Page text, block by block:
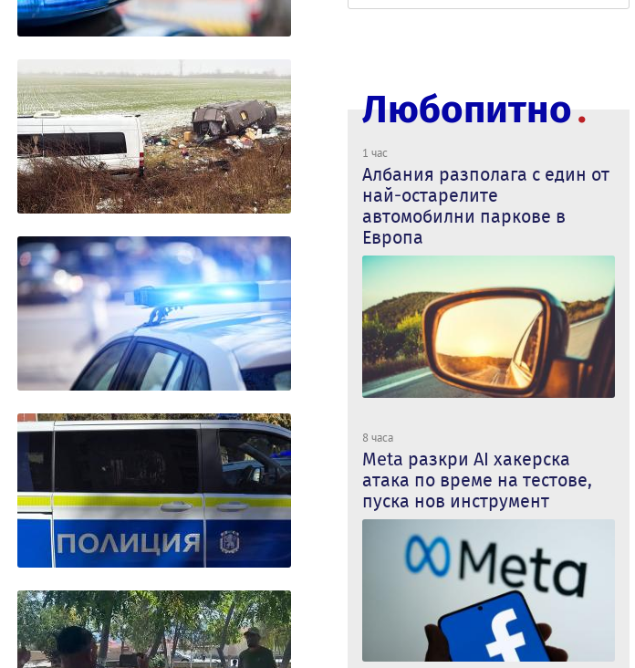
Любопитно
1 час
Албания разполага с един от
най-остарелите
автомобилни паркове в
Европа
8 часа
Meta разкри AI хакерска
атака по време на тестове,
пуска нов инструмент